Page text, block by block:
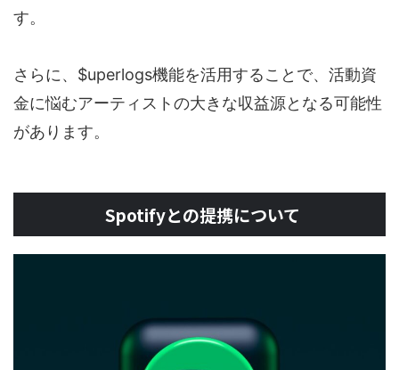
す。
さらに、$uperlogs機能を活用することで、活動資
金に悩むアーティストの大きな収益源となる可能性
があります。
Spotifyとの提携について